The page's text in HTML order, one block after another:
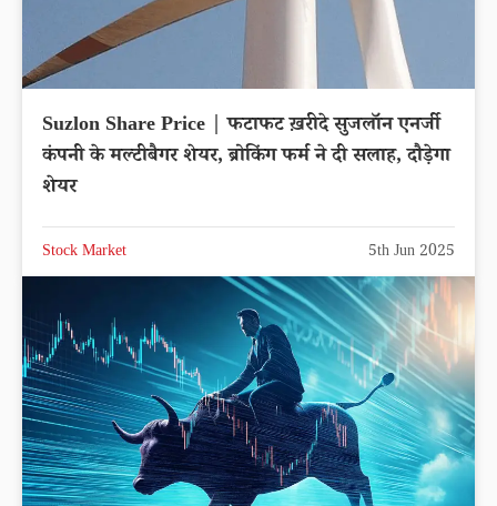
Suzlon Share Price | फटाफट ख़रीदे सुजलॉन एनर्जी
कंपनी के मल्टीबैगर शेयर, ब्रोकिंग फर्म ने दी सलाह, दौड़ेगा
शेयर
Stock Market 5th Jun 2025